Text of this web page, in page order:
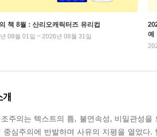
책 8월 : 산리오캐릭터즈 유리컵
08월 01일 ~ 2026년 08월 31일
예
조주의는 텍스트의 틈, 불연속성, 비일관성
중심주의에 반발하며 사유의 지평을 열었다